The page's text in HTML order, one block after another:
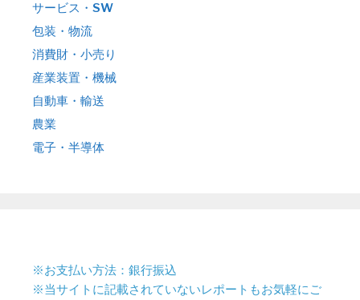
サービス・SW
包装・物流
消費財・小売り
産業装置・機械
自動車・輸送
農業
電子・半導体
※お支払い方法：銀行振込
※当サイトに記載されていないレポートもお気軽にご